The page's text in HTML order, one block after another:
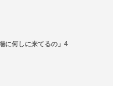
に何しに来てるの」4